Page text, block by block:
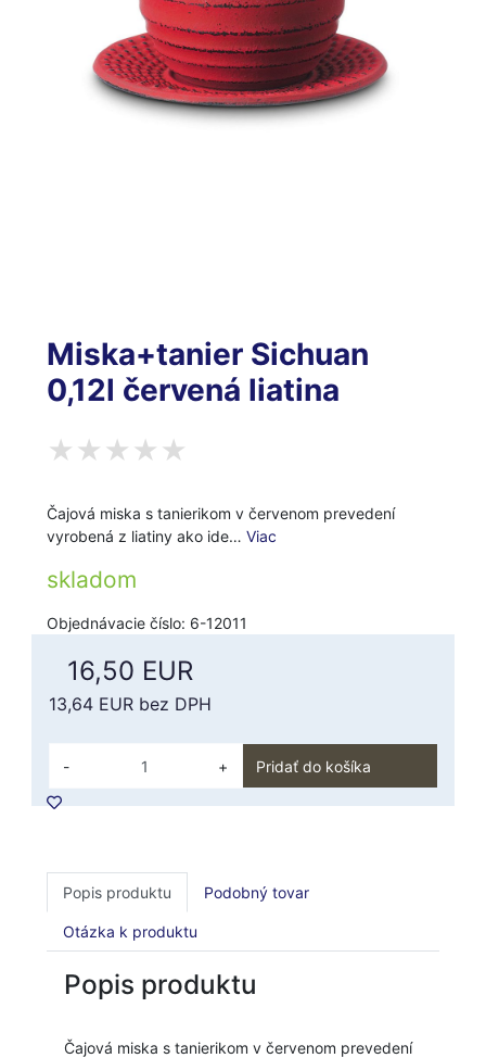
Miska+tanier Sichuan
0,12l červená liatina
Čajová miska s tanierikom v červenom prevedení
vyrobená z liatiny ako ide… Viac
skladom
Objednávacie číslo: 6-12011
16,50 EUR
13,64 EUR bez DPH
- + Pridať do košíka
Popis produktu Podobný tovar
Otázka k produktu
Popis produktu
Čajová miska s tanierikom v červenom prevedení